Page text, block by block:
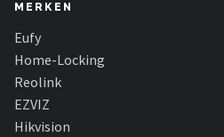
MERKEN
Eufy
Home-Locking
Reolink
EZVIZ
Hikvision